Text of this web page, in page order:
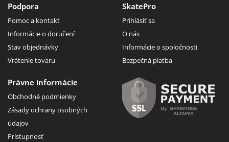
Podpora
Pomoc a kontakt
Informácie o doručení
Stav objednávky
Vrátenie tovaru
SkatePro
Prihlásiť sa
O nás
Informácie o spoločnosti
Bezpečná platba
Právne informácie
Obchodné podmienky
Zásady ochrany osobných
údajov
Prístupnosť